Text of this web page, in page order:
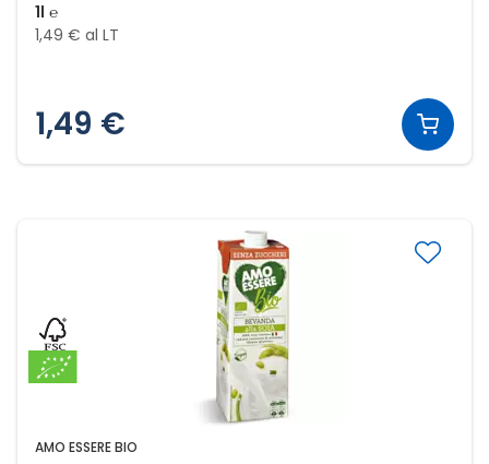
1l ℮
1,49 € al LT
1,49 €
AMO ESSERE BIO